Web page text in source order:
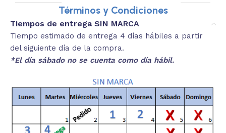
Términos y Condiciones
Tiempos de entrega SIN MARCA
Tiempo estimado de entrega 4 días hábiles a partir
del siguiente día de la compra.
*El día sábado no se cuenta como día hábil.